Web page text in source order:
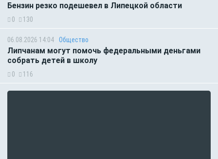
Бензин резко подешевел в Липецкой области
0 130
06.08.2026 14:04 Общество
Липчанам могут помочь федеральными деньгами
собрать детей в школу
0 116